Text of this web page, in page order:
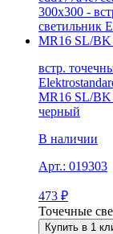
встр.
MR16 SL/BK
черный
В наличии
Арт.: 019303
473 ₽
Точечные
Купить в 1